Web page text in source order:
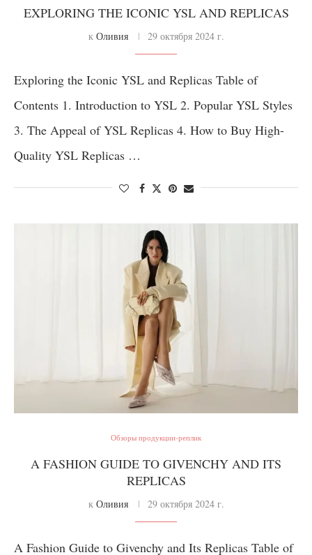
EXPLORING THE ICONIC YSL AND REPLICAS
к Оливия 29 октября 2024 г.
Exploring the Iconic YSL and Replicas Table of
Contents 1. Introduction to YSL 2. Popular YSL Styles
3. The Appeal of YSL Replicas 4. How to Buy High-
Quality YSL Replicas …
Обзоры продукции-реплик
A FASHION GUIDE TO GIVENCHY AND ITS
REPLICAS
к Оливия 29 октября 2024 г.
A Fashion Guide to Givenchy and Its Replicas Table of